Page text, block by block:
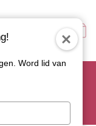
15% korting en
artikelen met
Word lid van